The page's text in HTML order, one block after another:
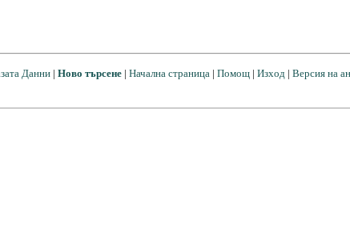
Данни| Ново търсене| Начална страница| Помощ| Изход| Версия на